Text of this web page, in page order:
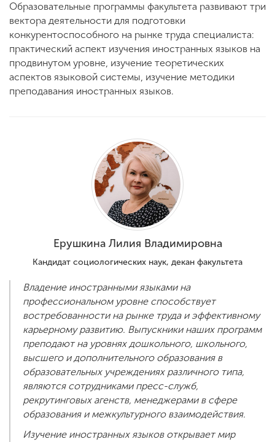
Другие виды
деятельности
Студенческая жизнь
CHI
Приемная
комиссия
Образовательные программы факультета развивают три
вектора деятельности для подготовки
конкурентоспособного на рынке труда специалиста:
практический аспект изучения иностранных языков на
продвинутом уровне, изучение теоретических
аспектов языковой системы, изучение методики
преподавания иностранных языков.
Ерушкина Лилия Владимировна
Кандидат социологических наук, декан факультета
Владение иностранными языками на
профессиональном уровне способствует
востребованности на рынке труда и эффективному
карьерному развитию. Выпускники наших программ
преподают на уровнях дошкольного, школьного,
высшего и дополнительного образования в
образовательных учреждениях различного типа,
являются сотрудниками пресс-служб,
рекрутинговых агенств, менеджерами в сфере
образования и межкультурного взаимодействия.
Изучение иностранных языков открывает мир